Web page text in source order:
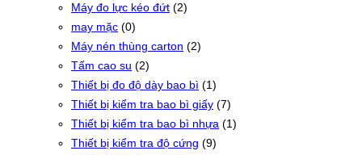
Máy đo lực kéo đứt (2)
may mặc (0)
Máy nén thùng carton (2)
Tấm cao su (2)
Thiết bị đo độ dày bao bì (1)
Thiết bị kiểm tra bao bì giấy (7)
Thiết bị kiểm tra bao bì nhựa (1)
Thiết bị kiểm tra độ cứng (9)